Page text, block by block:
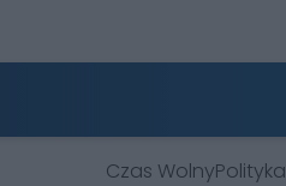
Czas WolnyPolityka